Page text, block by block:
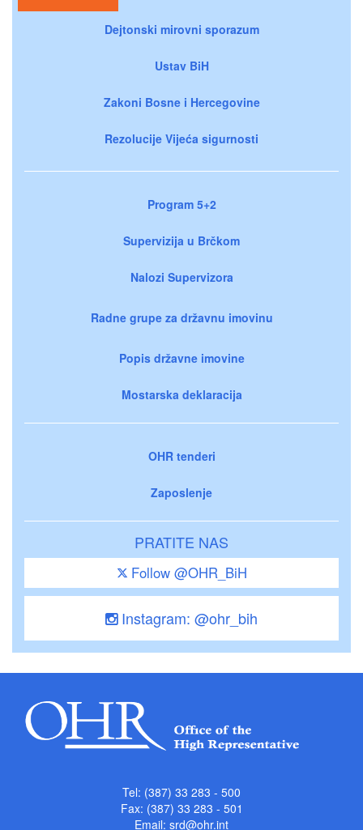
Dejtonski mirovni sporazum
Ustav BiH
Zakoni Bosne i Hercegovine
Rezolucije Vijeća sigurnosti
Program 5+2
Supervizija u Brčkom
Nalozi Supervizora
Radne grupe za državnu imovinu
Popis državne imovine
Mostarska deklaracija
OHR tenderi
Zaposlenje
PRATITE NAS
Follow @OHR_BiH
Instagram: @ohr_bih
Tel: (387) 33 283 - 500
Fax: (387) 33 283 - 501
Email: srd@ohr.int